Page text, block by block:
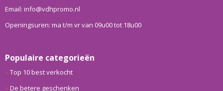
Email: info@vdhpromo.nl
Openingsuren: ma t/m vr van 09u00 tot 18u00
Populaire categorieën
Top 10 best verkocht
De betere geschenken